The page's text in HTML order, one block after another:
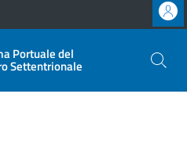
Portuale del
Settentrionale